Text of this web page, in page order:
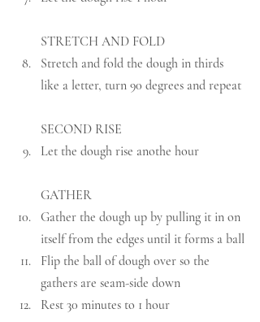
STRETCH AND FOLD
Stretch and fold the dough in thirds
like a letter, turn 90 degrees and repeat
SECOND RISE
Let the dough rise anothe hour
GATHER
Gather the dough up by pulling it in on
itself from the edges until it forms a ball
Flip the ball of dough over so the
gathers are seam-side down
Rest 30 minutes to 1 hour